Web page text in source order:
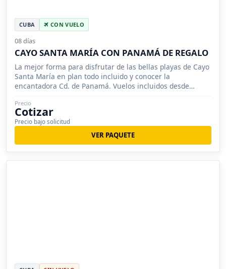
CUBA CON VUELO
08 días
CAYO SANTA MARÍA CON PANAMÁ DE REGALO
La mejor forma para disfrutar de las bellas playas de Cayo
Santa María en plan todo incluido y conocer la
encantadora Cd. de Panamá. Vuelos incluidos desde
Precio
Cotizar
Precio bajo solicitud
VER PAQUETE